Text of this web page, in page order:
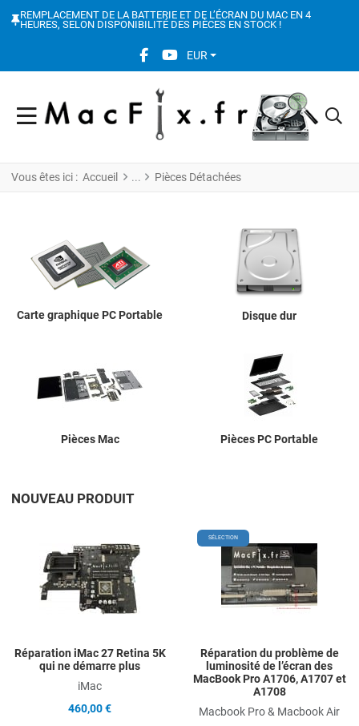
REMPLACEMENT DE LA BATTERIE ET DE L’ÉCRAN DU MAC EN 4
HEURES, SELON DISPONIBILITÉ DES PIÈCES EN STOCK !
FACEBOOK SOCIAL LINK
YOUTUBE SOCIAL LINK
EUR
Vous êtes ici : Accueil Pièces Détachées
Carte graphique PC Portable Disque dur
Pièces Mac Pièces PC Portable
NOUVEAU PRODUIT
Add to Wishlist
Add to Compare
Quick View
Réparation iMac 27 Retina 5K
qui ne démarre plus
iMac
460,00 €
SÉLECTION
Réparation du problème de
luminosité de l’écran des
MacBook Pro A1706, A1707 et
A1708
Macbook Pro & Macbook Air